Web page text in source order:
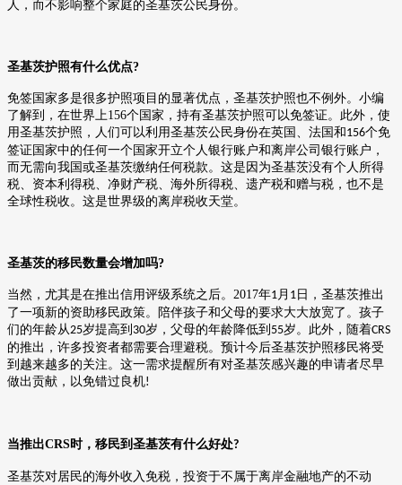
人，而不影响整个家庭的圣基茨公民身份。
圣基茨护照有什么优点?
免签国家多是很多护照项目的显著优点，圣基茨护照也不例外。小编
了解到，在世界上156个国家，持有圣基茨护照可以免签证。此外，使
用圣基茨护照，人们可以利用圣基茨公民身份在英国、法国和 156个免
签证国家中的任何一个国家开立个人银行账户和离岸公司银行账户，
而无需向我国或圣基茨缴纳任何税款。这是因为圣基茨没有个人所得
税、资本利得税、净财产税、海外所得税、遗产税和赠与税，也不是
全球性税收。这是世界级的离岸税收天堂。
圣基茨的移民数量会增加吗?
当然，尤其是在推出信用评级系统之后。 2017年1 月 1 日，圣基茨推出
了一项新的资助移民政策。陪伴孩子和父母的要求大大放宽了。孩子
们的年龄从25岁提高到 30岁，父母的年龄降低到 55岁。此外，随着CRS
的推出，许多投资者都需要合理避税。预计今后圣基茨护照移民将受
到越来越多的关注。这一需求提醒所有对圣基茨感兴趣的申请者尽早
做出贡献，以免错过良机!
当推出CRS时，移民到圣基茨有什么好处?
圣基茨对居民的海外收入免税，投资于不属于离岸金融地产的不动